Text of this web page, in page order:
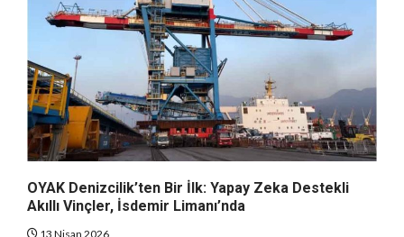
OYAK Denizcilik’ten Bir İlk: Yapay Zeka Destekli
Akıllı Vinçler, İsdemir Limanı’nda
13 Nisan 2026